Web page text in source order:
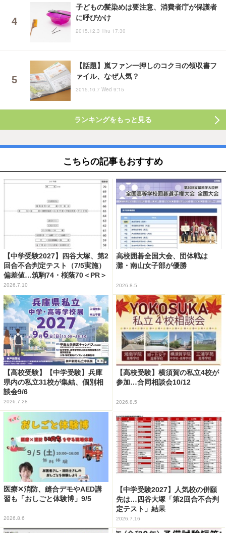
子どもの髪染めは要注意、消費者庁が保護者
に呼びかけ
2015.12.3 Thu 17:30
【話題】嵐ファン一押しのコクヨの領収書フ
ァイル、なぜ人気？
2015.10.7 Wed 9:15
ランキングをもっと見る
こちらの記事もおすすめ
【中学受験2027】四谷大塚、第2
回合不合判定テスト（7/5実施）
偏差値…筑駒74・桜蔭70＜PR＞
2026.7.10
高校囲碁全国大会、団体戦は
灘・南山女子部が優勝
2026.8.5
【高校受験】【中学受験】兵庫
県内の私立31校が集結、個別相
談会9/6
2026.7.28
【高校受験】横須賀の私立4校が
参加…合同相談会10/12
2026.8.5
医療✕消防、縫合デモやAED講
習も「おしごと体験博」9/5
2026.8.6
【中学受験2027】人気校の併願
先は…四谷大塚「第2回合不合判
定テスト」結果
2026.7.16